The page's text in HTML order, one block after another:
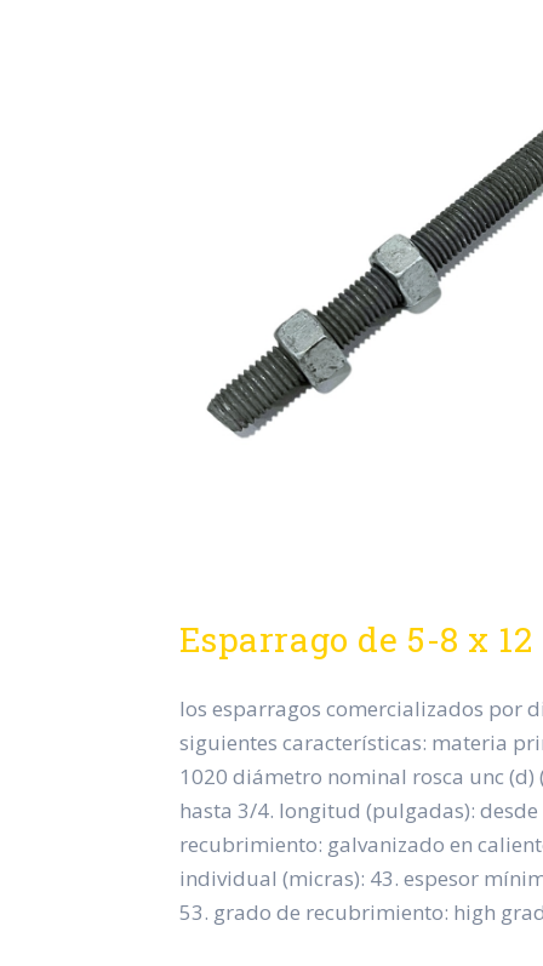
Esparrago de 5-8 x
los esparragos comercializados por
siguientes características: materia
1020 diámetro nominal rosca unc (d)
hasta 3/4. longitud (pulgadas):
recubrimiento: galvanizado en
individual (micras): 43. espesor
53. grado de recubrimiento: high